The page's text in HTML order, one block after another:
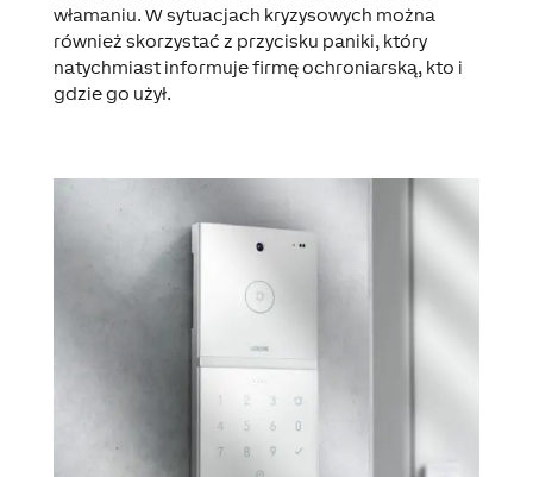
włamaniu. W sytuacjach kryzysowych można
również skorzystać z przycisku paniki, który
natychmiast informuje firmę ochroniarską, kto i
gdzie go użył.